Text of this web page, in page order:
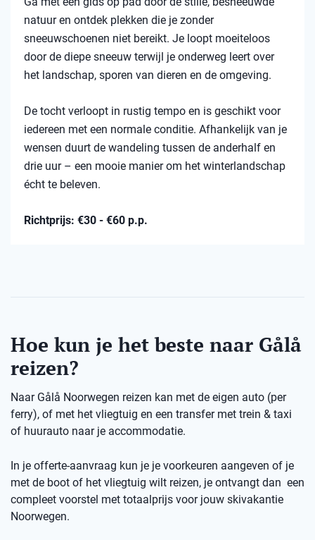
natuur en ontdek plekken die je zonder
sneeuwschoenen niet bereikt. Je loopt moeiteloos
door de diepe sneeuw terwijl je onderweg leert over
het landschap, sporen van dieren en de omgeving.
De tocht verloopt in rustig tempo en is geschikt voor
iedereen met een normale conditie. Afhankelijk van je
wensen duurt de wandeling tussen de anderhalf en
drie uur – een mooie manier om het winterlandschap
écht te beleven.
Richtprijs: €30 - €60 p.p.
Hoe kun je het beste naar Gålå
reizen?
Naar Gålå Noorwegen reizen kan met de eigen auto (per
ferry), of met het vliegtuig en een transfer met trein & taxi
of huurauto naar je accommodatie.
In je offerte-aanvraag kun je je voorkeuren aangeven of je
met de boot of het vliegtuig wilt reizen, je ontvangt dan een
compleet voorstel met totaalprijs voor jouw skivakantie
Noorwegen.